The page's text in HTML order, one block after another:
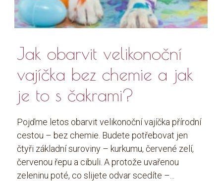
Jak obarvit velikonoční
vajíčka bez chemie a jak
je to s čakrami?
Pojďme letos obarvit velikonoční vajíčka přírodní
cestou – bez chemie. Budete potřebovat jen
čtyři základní suroviny – kurkumu, červené zelí,
červenou řepu a cibuli. A protože uvařenou
zeleninu poté, co slijete odvar scedíte –...